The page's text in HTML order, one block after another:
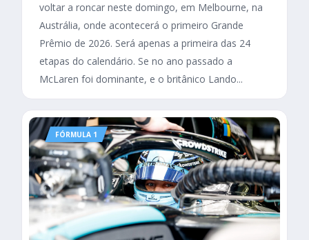
voltar a roncar neste domingo, em Melbourne, na
Austrália, onde acontecerá o primeiro Grande
Prêmio de 2026. Será apenas a primeira das 24
etapas do calendário. Se no ano passado a
McLaren foi dominante, e o britânico Lando...
FÓRMULA 1